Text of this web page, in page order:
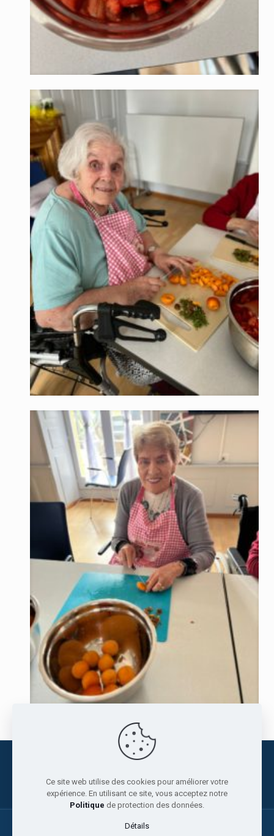
info@leschateaux.org
Ce site web utilise des cookies pour améliorer votre
expérience. En utilisant ce site, vous acceptez notre
Politique de protection des données.
Détails